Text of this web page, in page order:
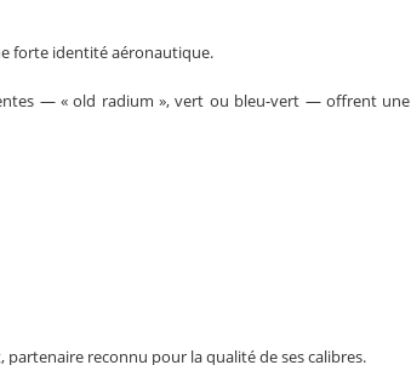
forte identité aéronautique.
— « old radium », vert ou bleu-vert — offrent une
reconnu pour la qualité de ses calibres.